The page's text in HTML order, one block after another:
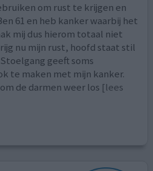
om rust te krijgen en
61 en heb kanker waarbij het
mij dus hierom totaal niet
nu mijn rust, hoofd staat stil
geeft soms
te maken met mijn kanker.
de darmen weer los [lees